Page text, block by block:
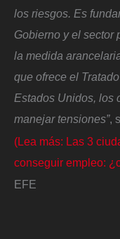
los riesgos. Es
Gobierno y el sector
la medida
que ofrece el
Estados Unidos, los
manejar tensiones”,
(Lea más: Las 3
conseguir empleo:
EFE